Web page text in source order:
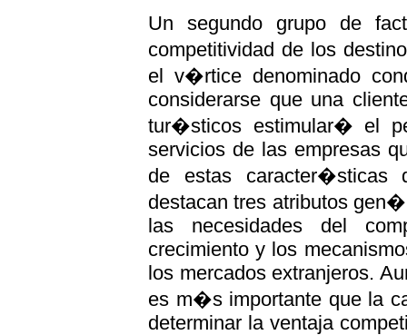
Un segundo grupo de
competitividad de los
el v�rtice denominado
considerarse que una
tur�sticos estimular� el
servicios de las empresas
de estas caracter�sticas
destacan tres atributos
las necesidades del
crecimiento y los
los mercados extranjeros.
es m�s importante que la
determinar la ventaja